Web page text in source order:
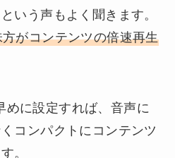
いう声もよく聞きます。
がコンテンツの倍速再生
めに設定すれば、音声に
コンパクトにコンテンツ
。